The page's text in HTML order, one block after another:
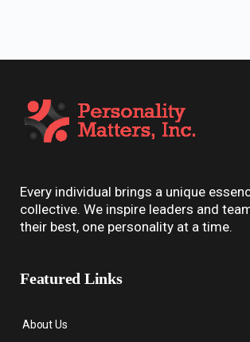
Every individual brings a unique
collective. We inspire leaders and
their best, one personality at a time.
Featured Links
About Us